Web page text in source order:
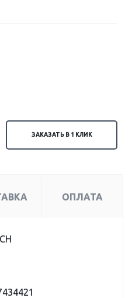
ЗАКАЗАТЬ В 1 КЛИК
ОПЛАТА